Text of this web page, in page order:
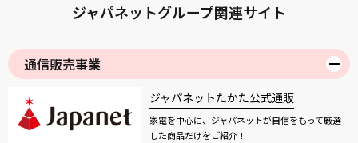
ジャパネットグループ関連サイト
通信販売事業
ジャパネットたかた公式通販
家電を中心に、ジャパネットが自信をもって厳選
した商品だけをご紹介！